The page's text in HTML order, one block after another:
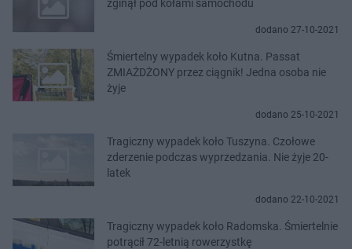
zginął pod kołami samochodu
dodano 27-10-2021
Śmiertelny wypadek koło Kutna. Passat
ZMIAŻDŻONY przez ciągnik! Jedna osoba nie
żyje
dodano 25-10-2021
Tragiczny wypadek koło Tuszyna. Czołowe
zderzenie podczas wyprzedzania. Nie żyje 20-
latek
dodano 22-10-2021
Tragiczny wypadek koło Radomska. Śmiertelnie
potrącił 72-letnią rowerzystkę